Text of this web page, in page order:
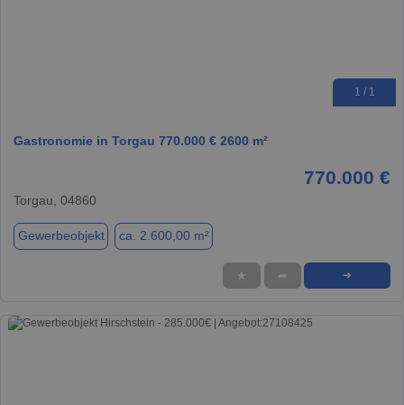
1 / 1
Gastronomie in Torgau 770.000 € 2600 m²
770.000 €
Torgau, 04860
Gewerbeobjekt ca. 2.600,00 m²
★ ➦ ➜